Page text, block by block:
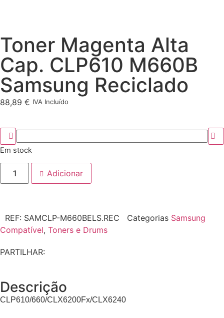
Toner Magenta Alta
Cap. CLP610 M660B
Samsung Reciclado
88,89 € IVA Incluído
Em stock
Adicionar
REF: SAMCLP-M660BELS.REC Categorias Samsung
Compatível, Toners e Drums
PARTILHAR:
Descrição
CLP610/660/CLX6200Fx/CLX6240